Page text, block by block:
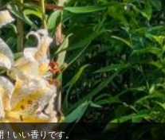
いい香りです。